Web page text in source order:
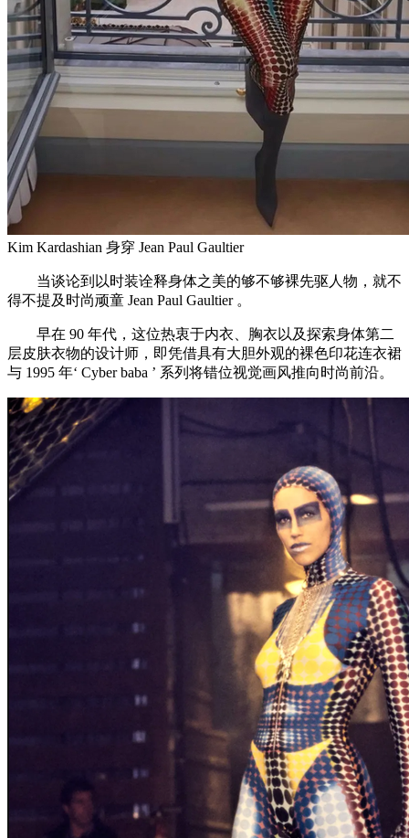
Kim Kardashian 身穿 Jean Paul Gaultier
当谈论到以时装诠释身体之美的够不够裸先驱人物，就不
得不提及时尚顽童 Jean Paul Gaultier 。
早在 90 年代，这位热衷于内衣、胸衣以及探索身体第二
层皮肤衣物的设计师，即凭借具有大胆外观的裸色印花连衣裙
与 1995 年‘ Cyber baba ’ 系列将错位视觉画风推向时尚前沿。